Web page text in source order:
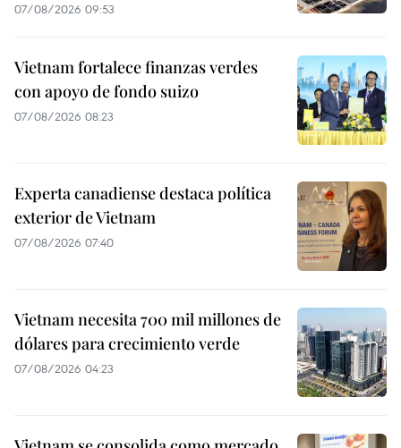
07/08/2026 09:53
Vietnam fortalece finanzas verdes
con apoyo de fondo suizo
07/08/2026 08:23
Experta canadiense destaca política
exterior de Vietnam
07/08/2026 07:40
Vietnam necesita 700 mil millones de
dólares para crecimiento verde
07/08/2026 04:23